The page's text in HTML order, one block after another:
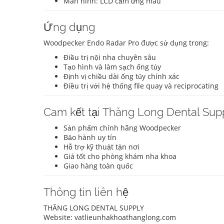
Ứng dụng
Woodpecker Endo Radar Pro được sử dụng trong:
Điều trị nội nha chuyên sâu
Tạo hình và làm sạch ống tủy
Định vị chiều dài ống tủy chính xác
Điều trị với hệ thống file quay và reciprocating
Cam kết tại Thăng Long Dental
Sản phẩm chính hãng Woodpecker
Bảo hành uy tín
Hỗ trợ kỹ thuật tận nơi
Giá tốt cho phòng khám nha khoa
Giao hàng toàn quốc
Thông tin liên hệ
THĂNG LONG DENTAL SUPPLY
Website: vatlieunhakhoathanglong.com